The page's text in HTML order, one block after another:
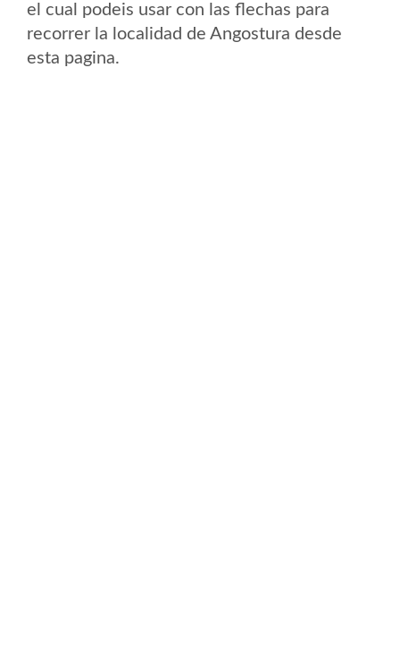
el cual podeis usar con las flechas para
recorrer la localidad de Angostura desde
esta pagina.